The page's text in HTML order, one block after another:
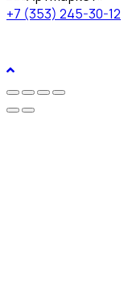
+7 (353) 245-30-12